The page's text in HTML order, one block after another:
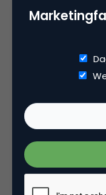
heeft er dus voor
het eigen platform